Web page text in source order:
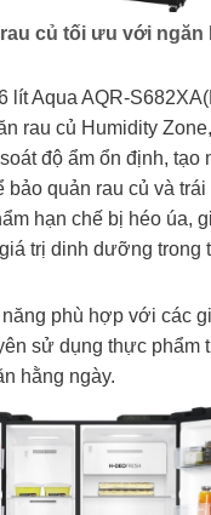
củ tối ưu với ngăn
lít Aqua AQR-
rau củ Humidity
độ ẩm ổn định, tạo
bảo quản rau củ và
hạn chế bị héo úa,
trị dinh dưỡng trong
phù hợp với các
sử dụng thực phẩm
hằng ngày.